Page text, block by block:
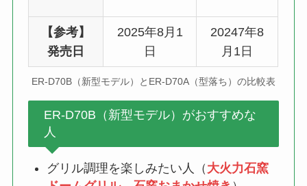
【参考】
発売日
2025年8月1
日
20247年8
月1日
ER-D70B（新型モデル）とER-D70A（型落ち）の比較表
ER-D70B（新型モデル）がおすすめな
人
グリル調理を楽しみたい人（ 大火力石窯